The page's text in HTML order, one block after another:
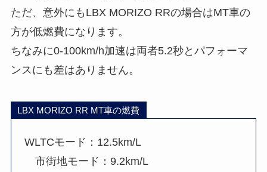
ただ、意外にもLBX MORIZO RRの場合はMT車の
方が低燃費になります。
ちなみに0-100km/h加速は両者5.2秒とパフォーマ
ンスにも差はありません。
LBX MORIZO RR MT車の燃費
WLTCモード：12.5km/L
市街地モード：9.2km/L